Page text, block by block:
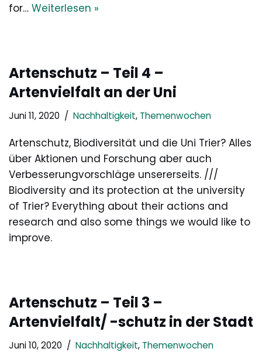
for… Weiterlesen »
Artenschutz – Teil 4 –
Artenvielfalt an der Uni
Juni 11, 2020 Nachhaltigkeit, Themenwochen
Artenschutz, Biodiversität und die Uni Trier? Alles
über Aktionen und Forschung aber auch
Verbesserungvorschläge unsererseits. ///
Biodiversity and its protection at the university
of Trier? Everything about their actions and
research and also some things we would like to
improve.
Artenschutz – Teil 3 –
Artenvielfalt/ -schutz in der Stadt
Juni 10, 2020 Nachhaltigkeit, Themenwochen